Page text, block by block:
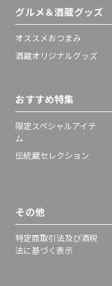
グルメ＆酒蔵グッズ
オススメおつまみ
酒蔵オリジナルグッズ
おすすめ特集
限定スペシャルアイテ
ム
伝統蔵セレクション
その他
特定商取引法及び酒税
法に基づく表示